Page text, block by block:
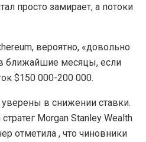
просто замирает, а потоки
вероятно, «довольно
ближайшие месяцы, если
$150 000-200 000.
в снижении ставки.
Morgan Stanley Wealth
отметила , что чиновники